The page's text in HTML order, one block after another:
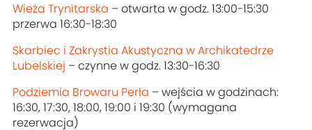
Wieża Trynitarska – otwarta w godz. 13:00-15:30
przerwa 16:30-18:30
Skarbiec i Zakrystia Akustyczna w Archikatedrze
Lubelskiej – czynne w godz. 13:30-16:30
Podziemia Browaru Perła – wejścia w godzinach:
16:30, 17:30, 18:00, 19:00 i 19:30 (wymagana
rezerwacja)